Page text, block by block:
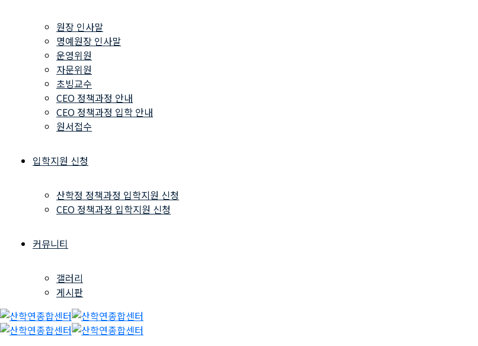
원장 인사말
명예원장 인사말
운영위원
자문위원
초빙교수
CEO 정책과정 안내
CEO 정책과정 입학 안내
원서접수
입학지원 신청
산학정 정책과정 입학지원 신청
CEO 정책과정 입학지원 신청
커뮤니티
갤러리
게시판